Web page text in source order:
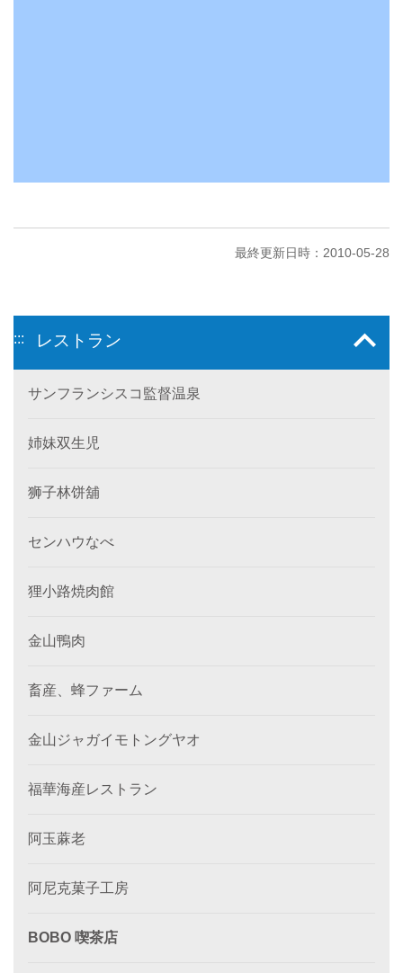
最終更新日時：2010-05-28
::: レストラン
サンフランシスコ監督温泉
姉妹双生児
狮子林饼舖
センハウなべ
狸小路焼肉館
金山鴨肉
畜産、蜂ファーム
金山ジャガイモトングヤオ
福華海産レストラン
阿玉蔴老
阿尼克菓子工房
BOBO 喫茶店